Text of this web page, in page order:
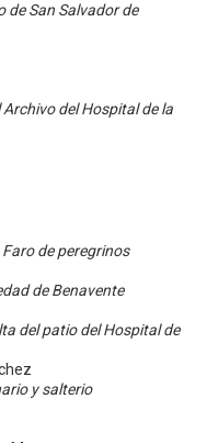
de San Salvador de
del Hospital de la
de peregrinos
de Benavente
del patio del Hospital de
y salterio